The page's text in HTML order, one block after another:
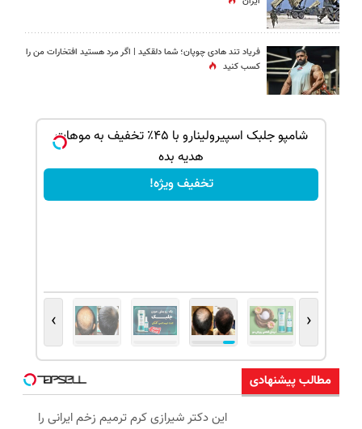
فریاد تند هادی چوپان؛‌ شما دلقکید | اگر مرد هستید افتخارات من را
کسب کنید
شامپو جلبک اسپیرولینارو با ۴۵٪ تخفیف به موهات
هدیه بده
تخفیف ویژه!
‹
›
مطالب پیشنهادی
این دکتر شیرازی کرم ترمیم زخم ایرانی را